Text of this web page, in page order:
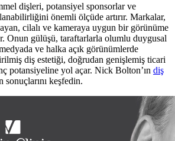
dişleri, potansiyel sponsorlar ve
önemli ölçüde artırır. Markalar,
cilalı ve kameraya uygun bir görünüme
Onun gülüşü, taraftarlarla olumlu duygusal
ve halka açık görünümlerde
diş estetiği, doğrudan genişlemiş ticari
potansiyeline yol açar. Nick Bolton’ın diş
sonuçlarını keşfedin.